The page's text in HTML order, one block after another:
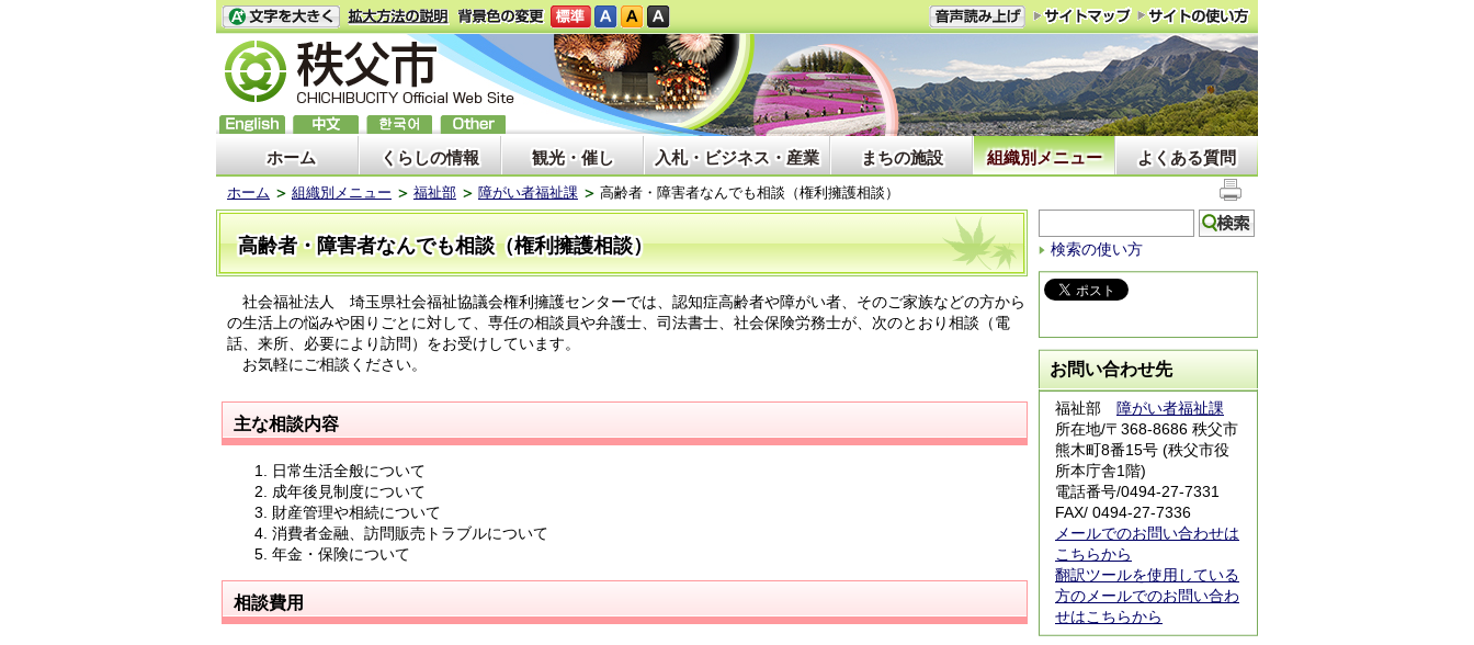
ホーム くらしの情報 観光・催し 入札・ビジネス・産業 まちの施設 組織別メニュー よくある質問
ホーム 組織別メニュー 福祉部 障がい者福祉課 高齢者・障害者なんでも相談（権利擁護相談）
高齢者・障害者なんでも相談（権利擁護相談）
社会福祉法人 埼玉県社会福祉協議会権利擁護センターでは、認知症高齢者や障がい者、そのご家族などの方から
の生活上の悩みや困りごとに対して、専任の相談員や弁護士、司法書士、社会保険労務士が、次のとおり相談（電
話、来所、必要により訪問）をお受けしています。
お気軽にご相談ください。
主な相談内容
日常生活全般について
成年後見制度について
財産管理や相続について
消費者金融、訪問販売トラブルについて
年金・保険について
相談費用
検索の使い方
お問い合わせ先
福祉部 障がい者福祉課
所在地/〒368-8686 秩父市
熊木町8番15号 (秩父市役
所本庁舎1階)
電話番号/0494-27-7331
FAX/ 0494-27-7336
メールでのお問い合わせは
こちらから
翻訳ツールを使用している
方のメールでのお問い合わ
せはこちらから